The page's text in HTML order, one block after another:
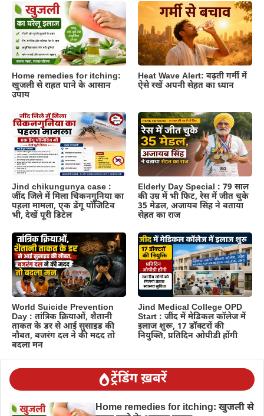
Home remedies for itching:
खुजली से राहत पाने के आसान
उपाय
Heat Wave Alert: बढ़ती गर्मी में
ऐसे रखें अपनी सेहत का ध्यान
Jind chikungunya case :
जींद जिले में मिला चिकनगुनिया का
पहला मामला, एक डेंगू पॉजिटिव
भी, देखें पूरी डिटेल
Elderly Day Special : 79 साल
की उम्र में भी फिट, रेस में जीत चुके
35 मेडल, अजायब सिंह ने बताया
सेहत का राज
World Suicide Prevention
Day : तांत्रिक क्रियाओं, शैतानी
ताकत के डर से आई सुसाइड की
नौबत, बजरंग दल ने की मदद तो
बदला मन
Jind Medical College OPD
Start : जींद में मेडिकल कॉलेज में
इलाज शुरू, 17 डॉक्टरों की
नियुक्ति, प्रतिदिन ओपीडी होंगी
ट्रेंडिंग ख़बरें
Home remedies for itching: खुजली से